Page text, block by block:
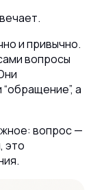
и привычно.
вопросы
а
вопрос —
это